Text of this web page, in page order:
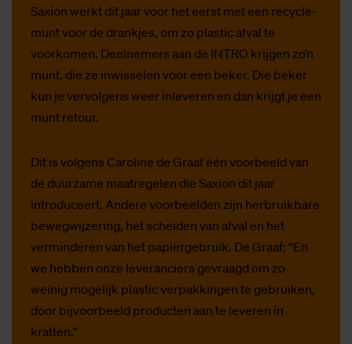
Saxion werkt dit jaar voor het eerst met een recycle-
munt voor de drankjes, om zo plastic afval te
voorkomen. Deelnemers aan de INTRO krijgen zo’n
munt, die ze inwisselen voor een beker. Die beker
kun je vervolgens weer inleveren en dan krijgt je een
munt retour.
Dit is volgens Caroline de Graaf één voorbeeld van
de duurzame maatregelen die Saxion dit jaar
introduceert. Andere voorbeelden zijn herbruikbare
bewegwijzering, het scheiden van afval en het
verminderen van het papiergebruik. De Graaf: “En
we hebben onze leveranciers gevraagd om zo
weinig mogelijk plastic verpakkingen te gebruiken,
door bijvoorbeeld producten aan te leveren in
kratten.”